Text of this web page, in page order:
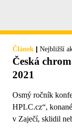
Článek | Nejbližší
Česká
2021
Osmý ročník
HPLC.cz“,
v Zaječí, sklidil